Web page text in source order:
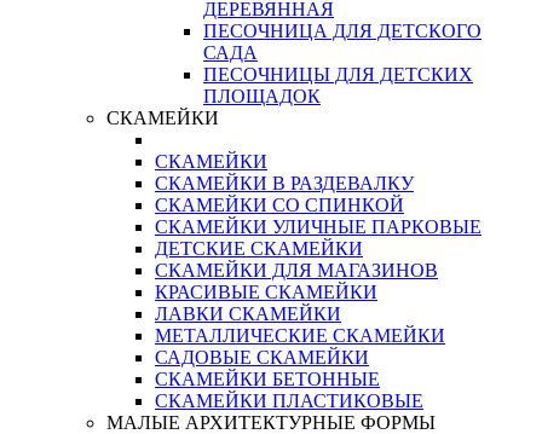
ДЕРЕВЯННАЯ
ПЕСОЧНИЦА ДЛЯ ДЕТСКОГО
САДА
ПЕСОЧНИЦЫ ДЛЯ ДЕТСКИХ
ПЛОЩАДОК
СКАМЕЙКИ
СКАМЕЙКИ
СКАМЕЙКИ В РАЗДЕВАЛКУ
СКАМЕЙКИ СО СПИНКОЙ
СКАМЕЙКИ УЛИЧНЫЕ ПАРКОВЫЕ
ДЕТСКИЕ СКАМЕЙКИ
СКАМЕЙКИ ДЛЯ МАГАЗИНОВ
КРАСИВЫЕ СКАМЕЙКИ
ЛАВКИ СКАМЕЙКИ
МЕТАЛЛИЧЕСКИЕ СКАМЕЙКИ
САДОВЫЕ СКАМЕЙКИ
СКАМЕЙКИ БЕТОННЫЕ
СКАМЕЙКИ ПЛАСТИКОВЫЕ
МАЛЫЕ АРХИТЕКТУРНЫЕ ФОРМЫ